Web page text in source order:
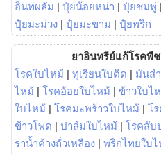
อินทผลัม | ปุ๋ยน้อยหน่า | ปุ๋ยชมพู่ |
ปุ๋ยมะม่วง | ปุ๋ยมะขาม | ปุ๋ยพริก
ยาอินทรีย์แก้โรคพืช
โรคใบไหม้ | ทุเรียนใบติด | มันส
ไหม้ | โรคอ้อยใบไหม้ | ข้าวใบไ
ใบไหม้ | โรคมะพร้าวใบไหม้ | โ
ข้าวโพด | ปาล์มใบไหม้ | โรคสับ
ราน้ำค้างถั่วเหลือง | พริกไทยใบ